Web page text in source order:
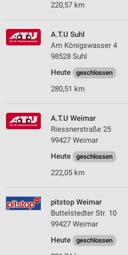
220,57 km
A.T.U Suhl
Am Königswasser 4
98528 Suhl
Heute
geschlossen
280,51 km
A.T.U Weimar
Riessnerstraße 25
99427 Weimar
Heute
geschlossen
222,05 km
pitstop Weimar
Buttelstedter Str. 10
99427 Weimar
Heute
geschlossen